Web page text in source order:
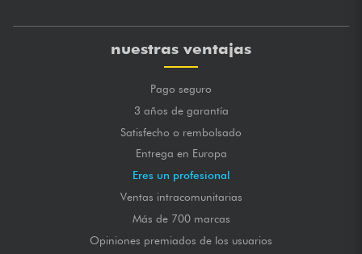
nuestras ventajas
Pago seguro
3 años de garantía
Satisfecho o rembolsado
Entrega en Europa
Eres un profesional
Ventas intracomunitarias
Más de 700 marcas
Opiniones premiados de los usuarios